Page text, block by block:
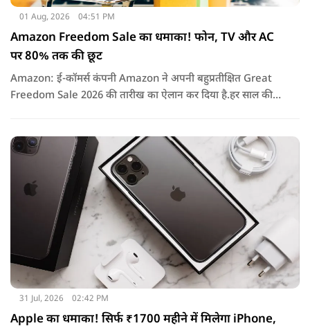
01 Aug, 2026 04:51 PM
Amazon Freedom Sale का धमाका! फोन, TV और AC
पर 80% तक की छूट
Amazon: ई-कॉमर्स कंपनी Amazon ने अपनी बहुप्रतीक्षित Great
Freedom Sale 2026 की तारीख का ऐलान कर दिया है.हर साल की
31 Jul, 2026 02:42 PM
Apple का धमाका! सिर्फ ₹1700 महीने में मिलेगा iPhone,